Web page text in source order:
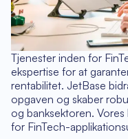
Tjenester inden for
ekspertise for at
rentabilitet. JetBase
opgaven og skaber
og banksektoren.
for FinTech-